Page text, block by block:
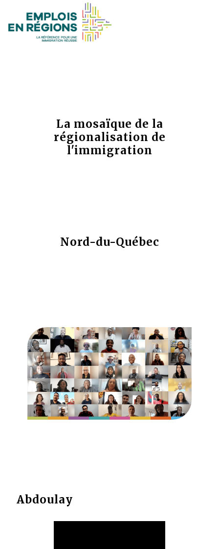
La mosaïque de la
régionalisation de
l'immigration
Nord-du-Québec
Abdoulay